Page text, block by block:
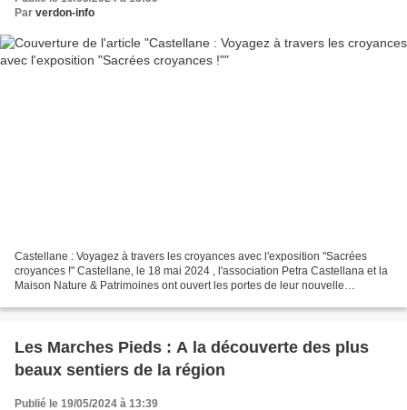
Par verdon-info
Castellane : Voyagez à travers les croyances avec l'exposition "Sacrées
croyances !" Castellane, le 18 mai 2024 , l'association Petra Castellana et la
Maison Nature & Patrimoines ont ouvert les portes de leur nouvelle
Les Marches Pieds : A la découverte des plus
beaux sentiers de la région
Publié le 19/05/2024 à 13:39